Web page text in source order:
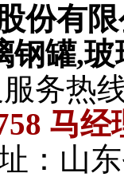
份有
钢罐,
务热
马
：山